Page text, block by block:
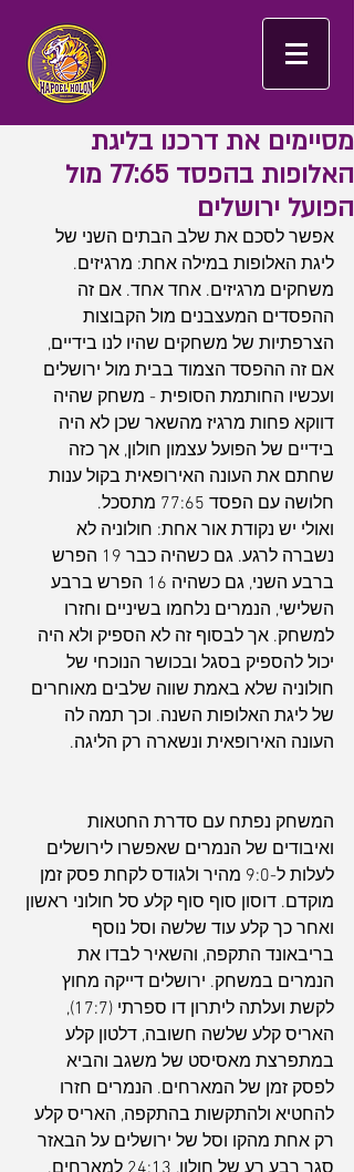
מסיימים את דרכנו בליגת
האלופות בהפסד 77:65 מול
הפועל ירושלים
אפשר לסכם את שלב הבתים השני של
ליגת האלופות במילה אחת: מרגיזים.
משחקים מרגיזים. אחד אחד. אם זה
ההפסדים המעצבנים מול הקבוצות
הצרפתיות של משחקים שהיו לנו בידיים,
אם זה ההפסד הצמוד בבית מול ירושלים
ועכשיו החותמת הסופית - משחק שהיה
דווקא פחות מרגיז מהשאר שכן לא היה
בידיים של הפועל עצמון חולון, אך כזה
שחתם את העונה האירופאית בקול ענות
חלושה עם הפסד 77:65 מתסכל.
ואולי יש נקודת אור אחת: חולוניה לא
נשברה לרגע. גם כשהיה כבר 19 הפרש
ברבע השני, גם כשהיה 16 הפרש ברבע
השלישי, הנמרים נלחמו בשיניים וחזרו
למשחק. אך לבסוף זה לא הספיק ולא היה
יכול להספיק בסגל ובכושר הנוכחי של
חולוניה שלא באמת שווה שלבים מאוחרים
של ליגת האלופות השנה. וכך תמה לה
העונה האירופאית ונשארה רק הליגה.
המשחק נפתח עם סדרת החטאות
ואיבודים של הנמרים שאפשרו לירושלים
לעלות ל-9:0 מהיר ולגודס לקחת פסק זמן
מוקדם. דוסון סוף סוף קלע סל חולוני ראשון
ואחר כך קלע עוד שלשה וסל נוסף
בריבאונד התקפה, והשאיר לבדו את
הנמרים במשחק. ירושלים דייקה מחוץ
לקשת ועלתה ליתרון דו ספרתי (17:7),
האריס קלע שלשה חשובה, דלטון קלע
במתפרצת מאסיסט של משגב והביא
לפסק זמן של המארחים. הנמרים חזרו
להחטיא ולהתקשות בהתקפה, האריס קלע
רק אחת מהקו וסל של ירושלים על הבאזר